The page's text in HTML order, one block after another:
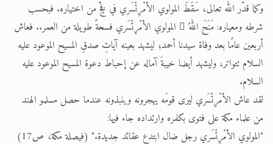
وكما قدّر الله تعالى، سَقَطَ المولوي الأمْرِتْسَري في فخٍّ من اختياره. فبحسب
شرطه ومعياره: مَنَحَ اللهُ  المولوي الأمْرِتْسَري فسحةً طويلة من العمر.. فعاش
أربعين عامًا بعد وفاة سيدنا أحمد؛ ليشهد بعينه آياتِ صدقِ المسيح الموعود عليه
السلام تتواتر، وليشهد أيضا خيبةَ آماله عن إحباط دعوة المسيح الموعود عليه
السلام.
لقد عاش الأمْرِتْسَري ليرى قومَه يهجرونه وينبذونه عندما حصل مسلمو الهند
من علماء مكة على فتوى بكفره وارتداده جاء فيها:
"المولوي الأمْرِتْسَري رجل ضال ابتدع عقائد جديدة." (فيصلة مكة، ص17)